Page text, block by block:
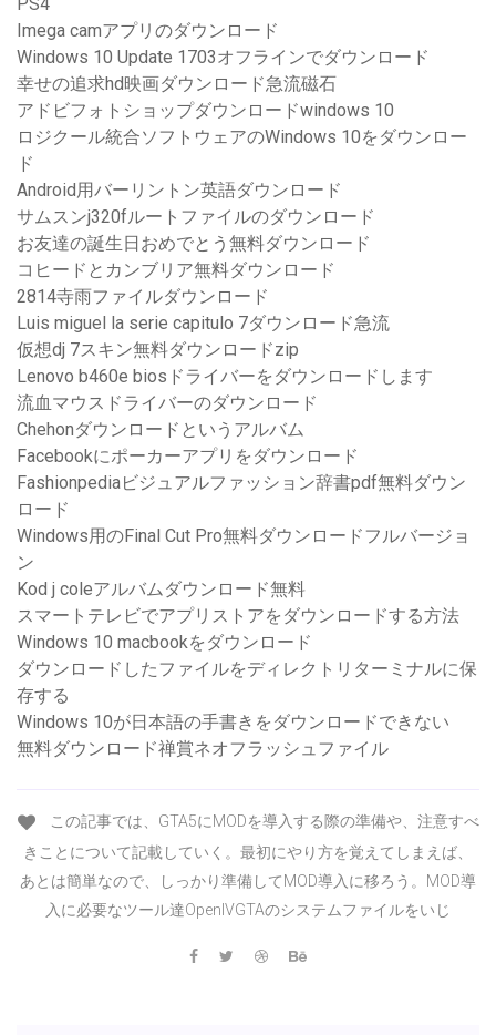
PS4
Imega camアプリのダウンロード
Windows 10 Update 1703オフラインでダウンロード
幸せの追求hd映画ダウンロード急流磁石
アドビフォトショップダウンロードwindows 10
ロジクール統合ソフトウェアのWindows 10をダウンロー
ド
Android用バーリントン英語ダウンロード
サムスンj320fルートファイルのダウンロード
お友達の誕生日おめでとう無料ダウンロード
コヒードとカンブリア無料ダウンロード
2814寺雨ファイルダウンロード
Luis miguel la serie capitulo 7ダウンロード急流
仮想dj 7スキン無料ダウンロードzip
Lenovo b460e biosドライバーをダウンロードします
流血マウスドライバーのダウンロード
Chehonダウンロードというアルバム
Facebookにポーカーアプリをダウンロード
Fashionpediaビジュアルファッション辞書pdf無料ダウン
ロード
Windows用のFinal Cut Pro無料ダウンロードフルバージョ
ン
Kod j coleアルバムダウンロード無料
スマートテレビでアプリストアをダウンロードする方法
Windows 10 macbookをダウンロード
ダウンロードしたファイルをディレクトリターミナルに保
存する
Windows 10が日本語の手書きをダウンロードできない
無料ダウンロード禅賞ネオフラッシュファイル
この記事では、GTA5にMODを導入する際の準備や、注意すべ
きことについて記載していく。最初にやり方を覚えてしまえば、
あとは簡単なので、しっかり準備してMOD導入に移ろう。MOD導
入に必要なツール達OpenIVGTAのシステムファイルをいじ